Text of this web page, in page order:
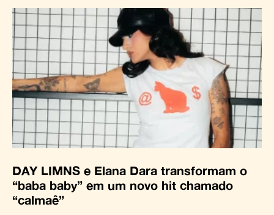
DAY LIMNS e Elana Dara transformam o
“baba baby” em um novo hit chamado
“calmaê”